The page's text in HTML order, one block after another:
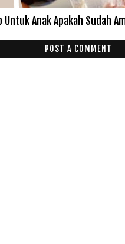
Untuk Anak Apakah Sudah
POST A COMMENT